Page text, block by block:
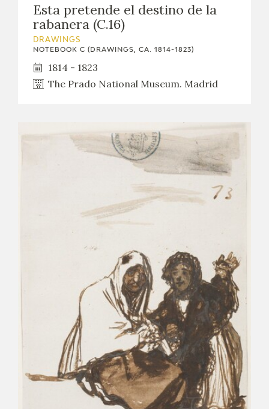
Esta pretende el destino de la
rabanera (C.16)
DRAWINGS
NOTEBOOK C (DRAWINGS, CA. 1814-1823)
1814 - 1823
The Prado National Museum. Madrid